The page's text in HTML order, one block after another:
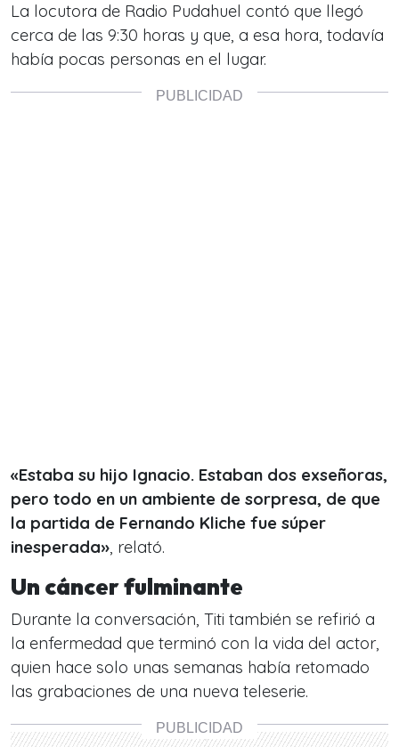
La locutora de Radio Pudahuel contó que llegó
cerca de las 9:30 horas y que, a esa hora, todavía
había pocas personas en el lugar.
«Estaba su hijo Ignacio. Estaban dos exseñoras,
pero todo en un ambiente de sorpresa, de que
la partida de Fernando Kliche fue súper
inesperada», relató.
Un cáncer fulminante
Durante la conversación, Titi también se refirió a
la enfermedad que terminó con la vida del actor,
quien hace solo unas semanas había retomado
las grabaciones de una nueva teleserie.